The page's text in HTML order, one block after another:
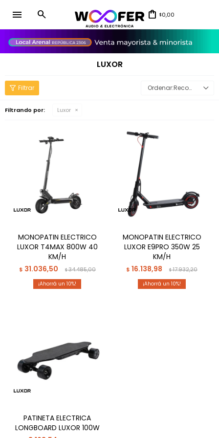
menu $0,00
LUXOR
Recomendados
Filtrando por: Luxor
MONOPATIN ELECTRICO
LUXOR T4MAX 800W 40
KM/H
$ 31.036,50 $34.485,00
10
MONOPATIN ELECTRICO
LUXOR E9PRO 350W 25
KM/H
$ 16.138,98 $17.932,20
10
PATINETA ELECTRICA
LONGBOARD LUXOR 100W
close